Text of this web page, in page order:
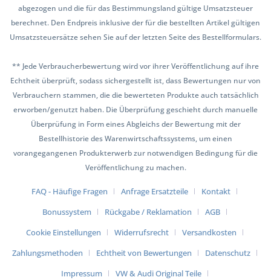
abgezogen und die für das Bestimmungsland gültige Umsatzsteuer
berechnet. Den Endpreis inklusive der für die bestellten Artikel gültigen
Umsatzsteuersätze sehen Sie auf der letzten Seite des Bestellformulars.
** Jede Verbraucherbewertung wird vor ihrer Veröffentlichung auf ihre
Echtheit überprüft, sodass sichergestellt ist, dass Bewertungen nur von
Verbrauchern stammen, die die bewerteten Produkte auch tatsächlich
erworben/genutzt haben. Die Überprüfung geschieht durch manuelle
Überprüfung in Form eines Abgleichs der Bewertung mit der
Bestellhistorie des Warenwirtschaftssystems, um einen
vorangegangenen Produkterwerb zur notwendigen Bedingung für die
Veröffentlichung zu machen.
FAQ - Häufige Fragen Anfrage Ersatzteile
Kontakt
Bonussystem
Rückgabe / Reklamation
AGB
Cookie Einstellungen
Widerrufsrecht
Versandkosten
Zahlungsmethoden
Echtheit von Bewertungen
Datenschutz
Impressum
VW & Audi Original Teile